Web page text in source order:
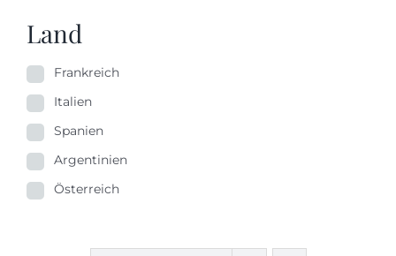
Land
Frankreich
Italien
Spanien
Argentinien
Österreich